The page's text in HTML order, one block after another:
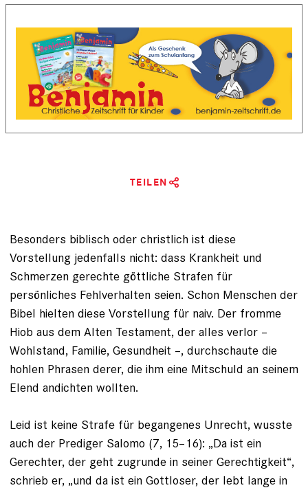
TEILEN
Besonders biblisch oder christlich ist diese
Vorstellung jedenfalls nicht: dass Krankheit und
Schmerzen gerechte göttliche Strafen für
persönliches Fehlverhalten seien. Schon Menschen der
­Bibel hielten diese Vorstellung für naiv. Der fromme
Hiob aus dem Alten Testament, der alles verlor –
Wohlstand, Familie, Gesundheit –, durchschaute die
hohlen Phrasen derer, die ihm eine Mitschuld an seinem
Elend andichten wollten.
Leid ist keine Strafe für begangenes Unrecht, wusste
auch der Prediger Salomo (7, 15–16): „Da ist ein
Gerechter, der geht zugrunde in seiner Gerechtigkeit“,
schrieb er, „und da ist ein Gottloser, der lebt lange in